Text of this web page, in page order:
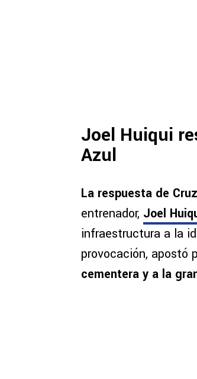
Joel Huiqui
Azul
La respuesta de
entrenador, Joel
infraestructura a la
provocación, apostó
cementera y a la